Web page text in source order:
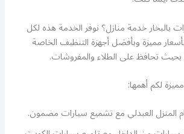
خدمة منازل؟ نوفر الخدمة هذه لكل
مميزة وبأفضل أجهزة التنظيف الخاصة
بحيث تحافظ على الطلاء والمفروشات.
لكم أهمها:
المنزل العبدلي مع تشميع سيارات مضمون.